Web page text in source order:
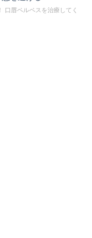
口唇ペルペスを治療してく